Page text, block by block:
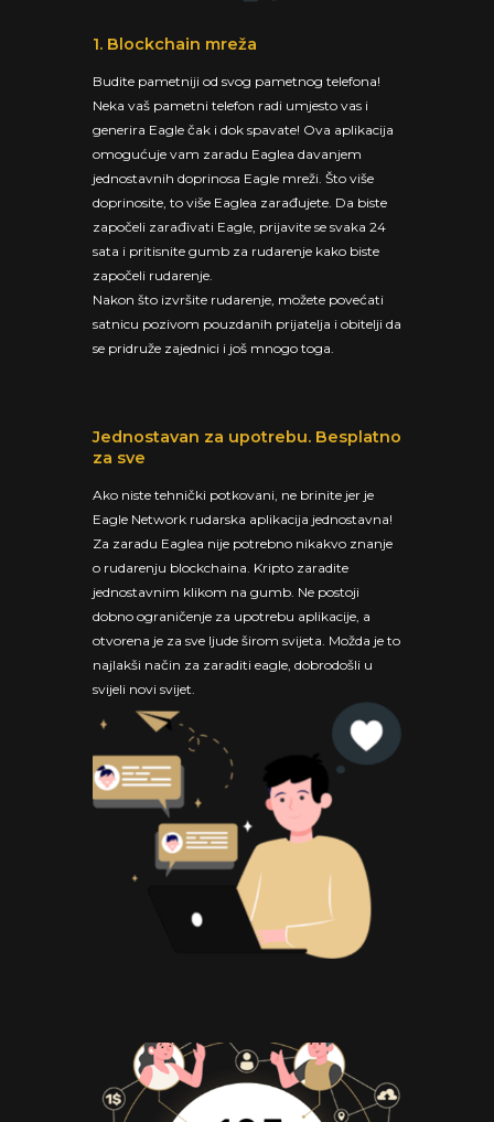
1. Blockchain mreža
Budite pametniji od svog pametnog telefona!
Neka vaš pametni telefon radi umjesto vas i
generira Eagle čak i dok spavate! Ova aplikacija
omogućuje vam zaradu Eaglea davanjem
jednostavnih doprinosa Eagle mreži. Što više
doprinosite, to više Eaglea zarađujete. Da biste
započeli zarađivati Eagle, prijavite se svaka 24
sata i pritisnite gumb za rudarenje kako biste
započeli rudarenje.
Nakon što izvršite rudarenje, možete povećati
satnicu pozivom pouzdanih prijatelja i obitelji da
se pridruže zajednici i još mnogo toga.
Jednostavan za upotrebu. Besplatno
za sve
Ako niste tehnički potkovani, ne brinite jer je
Eagle Network rudarska aplikacija jednostavna!
Za zaradu Eaglea nije potrebno nikakvo znanje
o rudarenju blockchaina. Kripto zaradite
jednostavnim klikom na gumb. Ne postoji
dobno ograničenje za upotrebu aplikacije, a
otvorena je za sve ljude širom svijeta. Možda je to
najlakši način za zaraditi eagle, dobrodošli u
svijeli novi svijet.